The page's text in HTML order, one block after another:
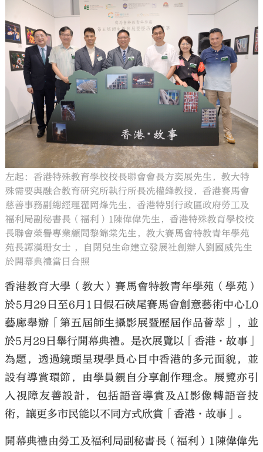
左起：香港特殊教育學校校長聯會會長方奕展先生，教大特
殊需要與融合教育研究所執行所長冼權鋒教授，香港賽馬會
慈善事務副總經理翟岡烽先生，香港特別行政區政府勞工及
福利局副秘書長（福利）1陳偉偉先生，香港特殊教育學校校
長聯會榮譽專業顧問黎錦棠先生，教大賽馬會特教青年學苑
苑長譚漢珊女士 ，自閉兒生命建立發展社創辦人劉國威先生
於開幕典禮當日合照
香港教育大學（教大）賽馬會特教青年學苑（學苑）
於5月29日至6月1日假石硤尾賽馬會創意藝術中心L0
藝廊舉辦「第五屆師生攝影展暨歷屆作品薈萃」，並
於5月29日舉行開幕典禮。是次展覽以「香港·故事」
為題，透過鏡頭呈現學員心目中香港的多元面貌，並
設有導賞環節，由學員親自分享創作理念。展覽亦引
入視障友善設計，包括語音導賞及AI影像轉語音技
術，讓更多市民能以不同方式欣賞「香港·故事」。
開幕典禮由勞工及福利局副秘書長（福利）1陳偉偉先